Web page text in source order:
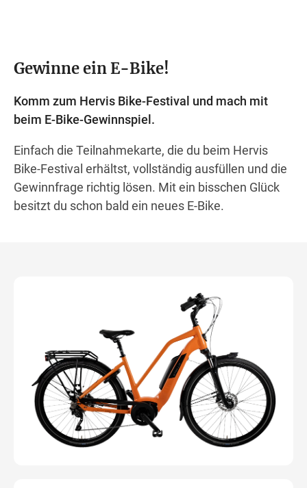
Gewinne ein E-Bike!
Komm zum Hervis Bike-Festival und mach mit
beim E-Bike-Gewinnspiel.
Einfach die Teilnahmekarte, die du beim Hervis
Bike-Festival erhältst, vollständig ausfüllen und die
Gewinnfrage richtig lösen. Mit ein bisschen Glück
besitzt du schon bald ein neues E-Bike.